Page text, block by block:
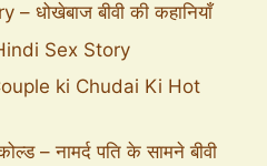
धोखेबाज बीवी की कहानियाँ
Sex Story
ki Chudai Ki Hot
– नामर्द पति के सामने बीवी